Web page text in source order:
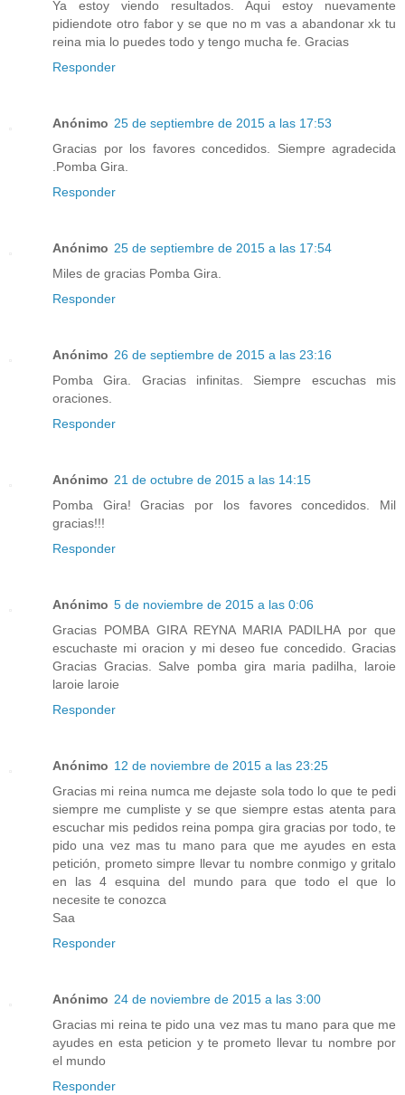
Ya estoy viendo resultados. Aqui estoy nuevamente
pidiendote otro fabor y se que no m vas a abandonar xk tu
reina mia lo puedes todo y tengo mucha fe. Gracias
Responder
Anónimo 25 de septiembre de 2015 a las 17:53
Gracias por los favores concedidos. Siempre agradecida
.Pomba Gira.
Responder
Anónimo 25 de septiembre de 2015 a las 17:54
Miles de gracias Pomba Gira.
Responder
Anónimo 26 de septiembre de 2015 a las 23:16
Pomba Gira. Gracias infinitas. Siempre escuchas mis
oraciones.
Responder
Anónimo 21 de octubre de 2015 a las 14:15
Pomba Gira! Gracias por los favores concedidos. Mil
gracias!!!
Responder
Anónimo 5 de noviembre de 2015 a las 0:06
Gracias POMBA GIRA REYNA MARIA PADILHA por que
escuchaste mi oracion y mi deseo fue concedido. Gracias
Gracias Gracias. Salve pomba gira maria padilha, laroie
laroie laroie
Responder
Anónimo 12 de noviembre de 2015 a las 23:25
Gracias mi reina numca me dejaste sola todo lo que te pedi
siempre me cumpliste y se que siempre estas atenta para
escuchar mis pedidos reina pompa gira gracias por todo, te
pido una vez mas tu mano para que me ayudes en esta
petición, prometo simpre llevar tu nombre conmigo y gritalo
en las 4 esquina del mundo para que todo el que lo
necesite te conozca
Saa
Responder
Anónimo 24 de noviembre de 2015 a las 3:00
Gracias mi reina te pido una vez mas tu mano para que me
ayudes en esta peticion y te prometo llevar tu nombre por
el mundo
Responder